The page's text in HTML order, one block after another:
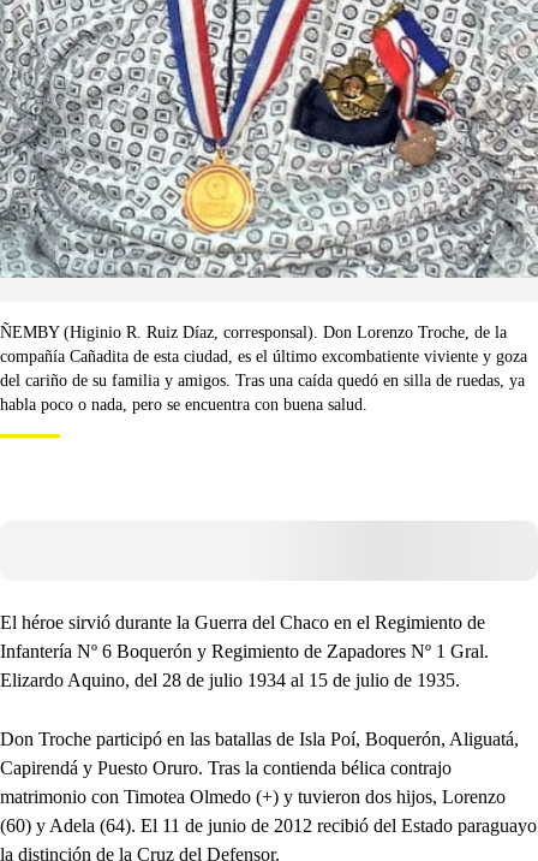
ÑEMBY (Higinio R. Ruiz Díaz, corresponsal). Don Lorenzo Troche, de la
compañía Cañadita de esta ciudad, es el último excombatiente viviente y goza
del cariño de su familia y amigos. Tras una caída quedó en silla de ruedas, ya
habla poco o nada, pero se encuentra con buena salud.
El héroe sirvió durante la Guerra del Chaco en el Regimiento de
Infantería Nº 6 Boquerón y Regimiento de Zapadores Nº 1 Gral.
Elizardo Aquino, del 28 de julio 1934 al 15 de julio de 1935.
Don Troche participó en las batallas de Isla Poí, Boquerón, Aliguatá,
Capirendá y Puesto Oruro. Tras la contienda bélica contrajo
matrimonio con Timotea Olmedo (+) y tuvieron dos hijos, Lorenzo
(60) y Adela (64). El 11 de junio de 2012 recibió del Estado paraguayo
la distinción de la Cruz del Defensor.